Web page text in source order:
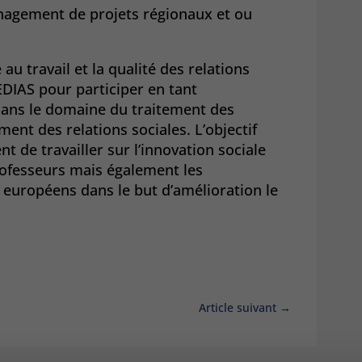
de projets régionaux et ou
au travail et la qualité des relations
pour participer en tant
le domaine du traitement des
des relations sociales. L’objectif
de travailler sur l’innovation sociale
mais également les
dans le but d’amélioration le
Article suivant →